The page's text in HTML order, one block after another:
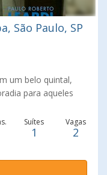
São Paulo, SP
um belo quintal,
para aqueles
passou por
um ambiente
verificar os
foram as
presença de um
Suítes
1
Vagas
2